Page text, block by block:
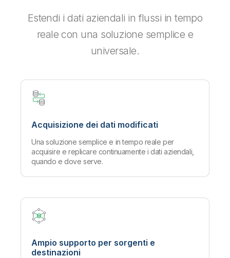
Estendi i dati aziendali in flussi in tempo
reale con una soluzione semplice e
universale.
Acquisizione dei dati modificati
Una soluzione semplice e in tempo reale per
acquisire e replicare continuamente i dati aziendali,
quando e dove serve.
Ampio supporto per sorgenti e
destinazioni